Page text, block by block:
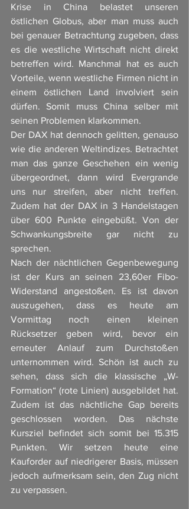
Krise in China belastet unseren
östlichen Globus, aber man muss auch
bei genauer Betrachtung zugeben, dass
es die westliche Wirtschaft nicht direkt
betreffen wird. Manchmal hat es auch
Vorteile, wenn westliche Firmen nicht in
einem östlichen Land involviert sein
dürfen. Somit muss China selber mit
seinen Problemen klarkommen.
Der DAX hat dennoch gelitten, genauso
wie die anderen Weltindizes. Betrachtet
man das ganze Geschehen ein wenig
übergeordnet, dann wird Evergrande
uns nur streifen, aber nicht treffen.
Zudem hat der DAX in 3 Handelstagen
über 600 Punkte eingebüßt. Von der
Schwankungsbreite gar nicht zu
sprechen.
Nach der nächtlichen Gegenbewegung
ist der Kurs an seinen 23,60er Fibo-
Widerstand angestoßen. Es ist davon
auszugehen, dass es heute am
Vormittag noch einen kleinen
Rücksetzer geben wird, bevor ein
erneuter Anlauf zum Durchstoßen
unternommen wird. Schön ist auch zu
sehen, dass sich die klassische „W-
Formation“ (rote Linien) ausgebildet hat.
Zudem ist das nächtliche Gap bereits
geschlossen worden. Das nächste
Kursziel befindet sich somit bei 15.315
Punkten. Wir setzen heute eine
Kauforder auf niedrigerer Basis, müssen
jedoch aufmerksam sein, den Zug nicht
zu verpassen.